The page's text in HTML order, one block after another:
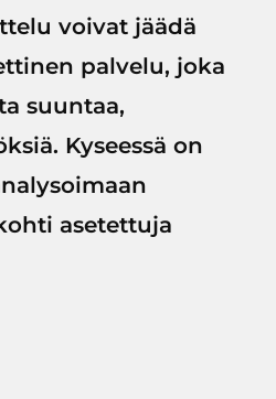
voivat jäädä
palvelu, joka
suuntaa,
Kyseessä on
asetettuja